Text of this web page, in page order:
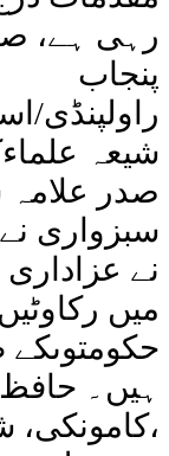
رہی ہے،
پنجاب
راولپنڈی/
شیعہ
صدر علامہ
سبزواری
نے
میں
حکومتوںکے
ہیں۔ حافظ
،کامونکی،